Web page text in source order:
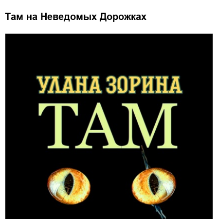
Там на Неведомых Дорожках